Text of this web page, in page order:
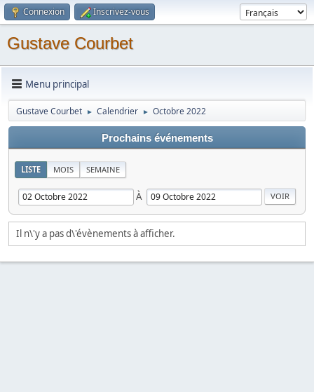
Connexion Inscrivez-vous
Gustave Courbet
Menu principal
Gustave Courbet ► Calendrier ► Octobre 2022
Prochains événements
LISTE MOIS SEMAINE
À
Il n\'y a pas d\'évènements à afficher.